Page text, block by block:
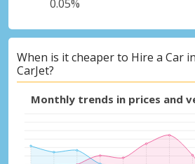
Posebni popusti
Pristupite ekskluzivnim
dobavljača
Prijava putem
0.05%
When is it cheaper to Hire a Car
CarJet?
Monthly trends in prices and